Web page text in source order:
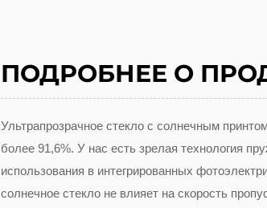
ПОДРОБНЕЕ О
Ультрапрозрачное стекло с солнечным
более 91,6%. У нас есть зрелая технология
использования в интегрированных
солнечное стекло не влияет на скорость